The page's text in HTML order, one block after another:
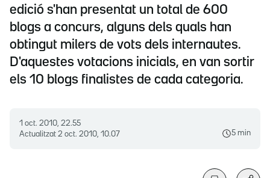
edició s'han presentat un total de 600
blogs a concurs, alguns dels quals han
obtingut milers de vots dels internautes.
D'aquestes votacions inicials, en van sortir
els 10 blogs finalistes de cada categoria.
1 oct. 2010, 22.55
Actualitzat 2 oct. 2010, 10.07 5 min